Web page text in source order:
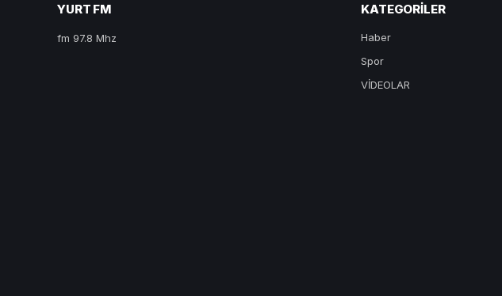
YURT FM
fm 97.8 Mhz
KATEGORILER
Haber
Spor
VİDEOLAR